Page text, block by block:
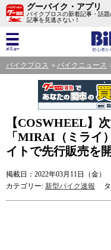
グーバイク・アプリ
バイクブロスの新着記事・話題
記事を見逃さない！
バイクブロス バイクニュース
【COSWHEEL】
「MIRAI（ミライ
イトで先行販売を
掲載日：2022年03月11日（金）
カテゴリー: 新型バイク速報 タ